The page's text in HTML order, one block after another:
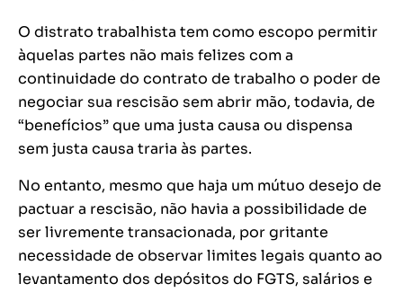
O distrato trabalhista tem como escopo permitir
àquelas partes não mais felizes com a
continuidade do contrato de trabalho o poder de
negociar sua rescisão sem abrir mão, todavia, de
“benefícios” que uma justa causa ou dispensa
sem justa causa traria às partes.
No entanto, mesmo que haja um mútuo desejo de
pactuar a rescisão, não havia a possibilidade de
ser livremente transacionada, por gritante
necessidade de observar limites legais quanto ao
levantamento dos depósitos do FGTS, salários e